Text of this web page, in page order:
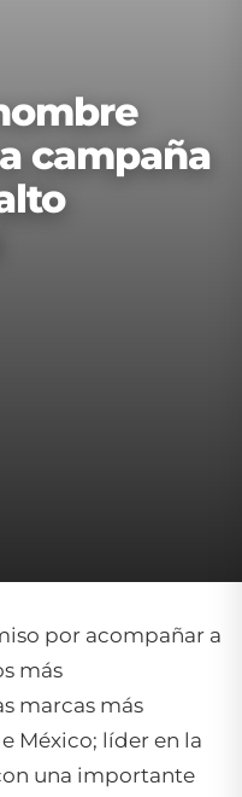
campaña
por acompañar a
más
marcas más
México; líder en la
una importante